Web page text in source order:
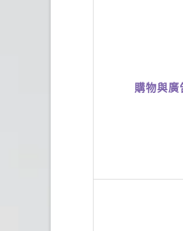
購物與廣